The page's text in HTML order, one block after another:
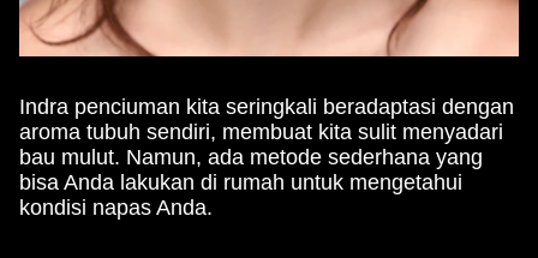
Indra penciuman kita seringkali beradaptasi dengan
aroma tubuh sendiri, membuat kita sulit menyadari
bau mulut. Namun, ada metode sederhana yang
bisa Anda lakukan di rumah untuk mengetahui
kondisi napas Anda.